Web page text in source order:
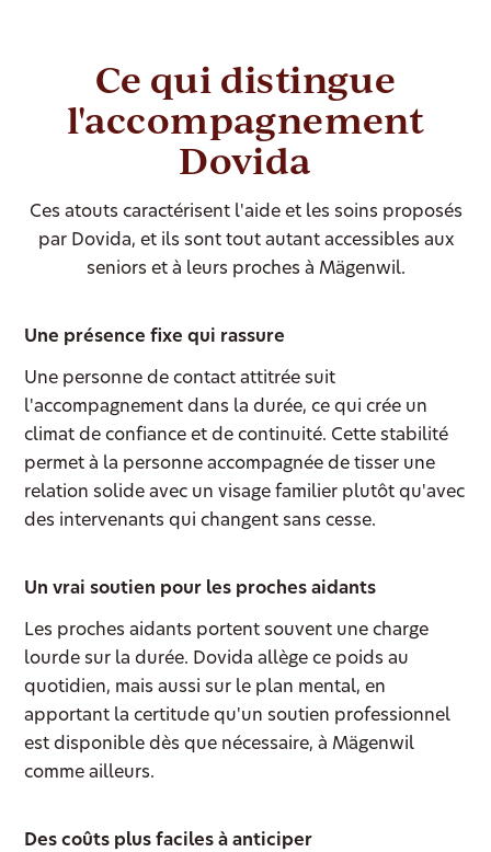
Ce qui distingue
l'accompagnement
Dovida
Ces atouts caractérisent l'aide et les soins proposés
par Dovida, et ils sont tout autant accessibles aux
seniors et à leurs proches à Mägenwil.
Une présence fixe qui rassure
Une personne de contact attitrée suit
l'accompagnement dans la durée, ce qui crée un
climat de confiance et de continuité. Cette stabilité
permet à la personne accompagnée de tisser une
relation solide avec un visage familier plutôt qu'avec
des intervenants qui changent sans cesse.
Un vrai soutien pour les proches aidants
Les proches aidants portent souvent une charge
lourde sur la durée. Dovida allège ce poids au
quotidien, mais aussi sur le plan mental, en
apportant la certitude qu'un soutien professionnel
est disponible dès que nécessaire, à Mägenwil
comme ailleurs.
Des coûts plus faciles à anticiper